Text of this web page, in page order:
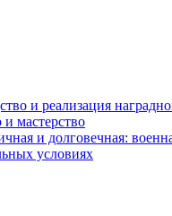
и реализация
и мастерство
и долговечная:
условиях